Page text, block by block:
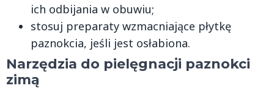
ich odbijania w obuwiu;
stosuj preparaty wzmacniające płytkę
paznokcia, jeśli jest osłabiona.
Narzędzia do pielęgnacji paznokci
zimą